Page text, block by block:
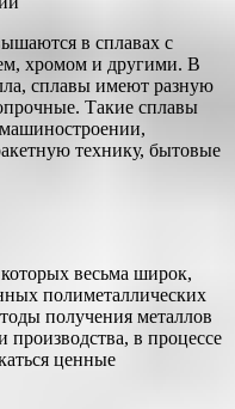
в сплавах с
хромом и другими. В
сплавы имеют разную
Такие сплавы
технику, бытовые
весьма широк,
полиметаллических
получения металлов
производства, в процессе
ценные